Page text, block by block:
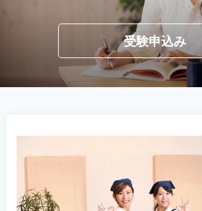
受験申込み